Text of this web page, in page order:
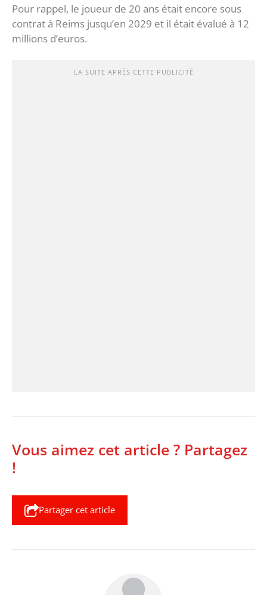
Pour rappel, le joueur de 20 ans était encore sous
contrat à Reims jusqu’en 2029 et il était évalué à 12
millions d’euros.
LA SUITE APRÈS CETTE PUBLICITÉ
Vous aimez cet article ? Partagez
!
Partager cet article